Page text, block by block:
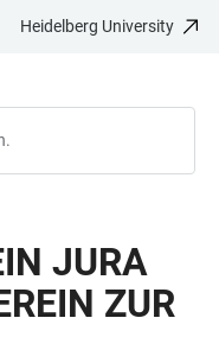
Heidelberg University
JURA
ZUR